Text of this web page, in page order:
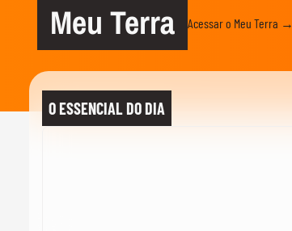
Meu Terra Acessar o Meu Terra →
O ESSENCIAL DO DIA